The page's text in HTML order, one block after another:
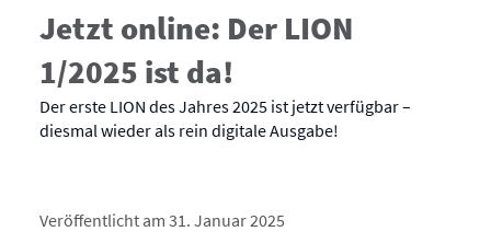
Jetzt online: Der LION
1/2025 ist da!
Der erste LION des Jahres 2025 ist jetzt verfügbar –
diesmal wieder als rein digitale Ausgabe!
Veröffentlicht am 31. Januar 2025